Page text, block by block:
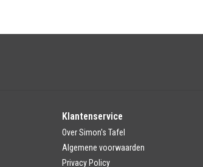
Klantenservice
Over Simon's Tafel
Algemene voorwaarden
Privacy Policy